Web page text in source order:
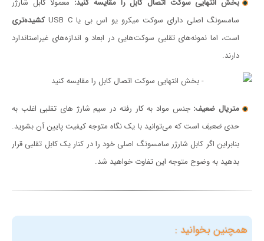
بخش انتهایی سوکت اتصال کابل را مقایسه کنید: معمولا کابل شارژر
سامسونگ اصلی دارای سوکت میکرو یو اس بی یا USB C
کشیده‌تری
است، اما نمونه‌های تقلبی سوکت‌هایی در ابعاد و اندازه‌های غیراستاندارد
دارند.
متریال ضعیف: جنس مواد به کار رفته در سیم شارژ های تقلبی اغلب به
حدیضعیف است که می‌توانید با یک نگاه متوجه کیفیت پایین آن بشوید.
بنابراین اگر کابل شارژر سامسونگ اصلی خود را در کنار یک کابل تقلبی قرار
بدهید به وضوح متوجه این تفاوت خواهید شد.
همچنین بخوانید :